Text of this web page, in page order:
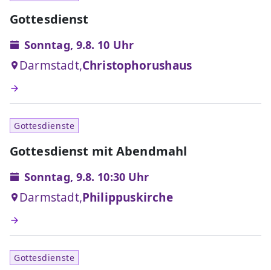
Gottesdienst
Sonntag, 9.8. 10 Uhr
Darmstadt,Christophorushaus
Gottesdienste
Gottesdienst mit Abendmahl
Sonntag, 9.8. 10:30 Uhr
Darmstadt,Philippuskirche
Gottesdienste